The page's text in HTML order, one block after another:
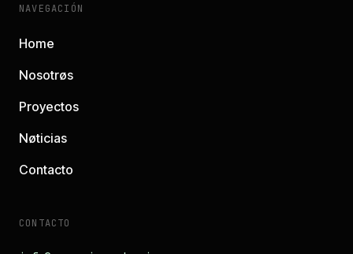
NAVEGACIÓN
Home
Nosotrøs
Proyectos
Nøticias
Contacto
CONTACTO